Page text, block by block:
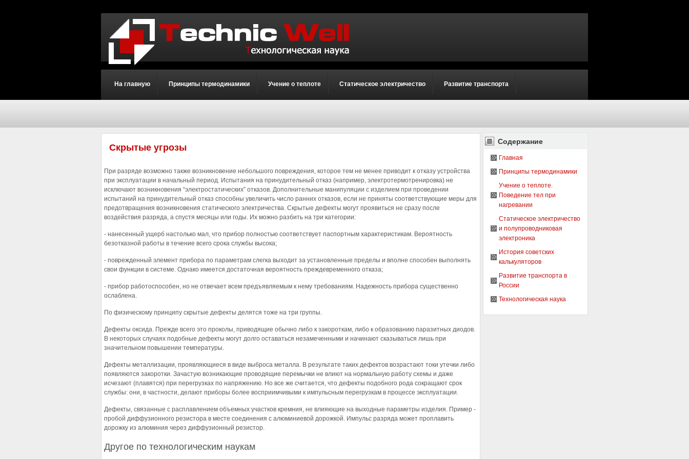
На главную Принципы термодинамики Учение о теплоте Статическое электричество Развитие транспорта
Скрытые угрозы
При разряде возможно также возникновение небольшого повреждения, которое тем не менее приводит к отказу устройства
при эксплуатации в начальный период. Испытания на принудительный отказ (например, электротермотренировка) не
исключают возникновения “электростатических” отказов. Дополнительные манипуляции с изделием при проведении
испытаний на принудительный отказ способны увеличить число ранних отказов, если не приняты соответствующие меры для
предотвращения возникновения статического электричества. Скрытые дефекты могут проявиться не сразу после
воздействия разряда, а спустя месяцы или годы. Их можно разбить на три категории:
- нанесенный ущерб настолько мал, что прибор полностью соответствует паспортным характеристикам. Вероятность
безотказной работы в течение всего срока службы высока;
- поврежденный элемент прибора по параметрам слегка выходит за установленные пределы и вполне способен выполнять
свои функции в системе. Однако имеется достаточная вероятность преждевременного отказа;
- прибор работоспособен, но не отвечает всем предъявляемым к нему требованиям. Надежность прибора существенно
ослаблена.
По физическому принципу скрытые дефекты делятся тоже на три группы.
Дефекты оксида. Прежде всего это проколы, приводящие обычно либо к закороткам, либо к образованию паразитных диодов.
В некоторых случаях подобные дефекты могут долго оставаться незамеченными и начинают сказываться лишь при
значительном повышении температуры.
Дефекты металлизации, проявляющиеся в виде выброса металла. В результате таких дефектов возрастают токи утечки либо
появляются закоротки. Зачастую возникающие проводящие перемычки не влиют на нормальную работу схемы и даже
исчезают (плавятся) при перегрузках по напряжению. Но все же считается, что дефекты подобного рода сокращают срок
службы: они, в частности, делают приборы более восприимчивыми к импульсным перегрузкам в процессе эксплуатации.
Дефекты, связанные с расплавлением объемных участков кремния, не влияющие на выходные параметры изделия. Пример -
пробой диффузионного резистора в месте соединения с алюминиевой дорожкой. Импульс разряда может проплавить
дорожку из алюминия через диффузионный резистор.
Другое по технологическим наукам
Содержание
Главная
Принципы термодинамики
Учение о теплоте.
Поведение тел при
нагревании
Статическое электричество
и полупроводниковая
электроника
История советских
калькуляторов
Развитие транспорта в
России
Технологическая наука